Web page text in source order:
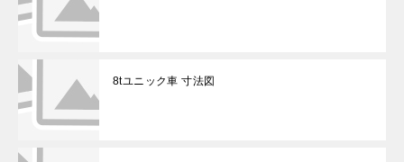
8tユニック車 寸法図